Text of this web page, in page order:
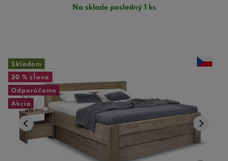
Na sklade posledný 1 ks
Skladom
30 % zľava
Odporúčame
Akcia